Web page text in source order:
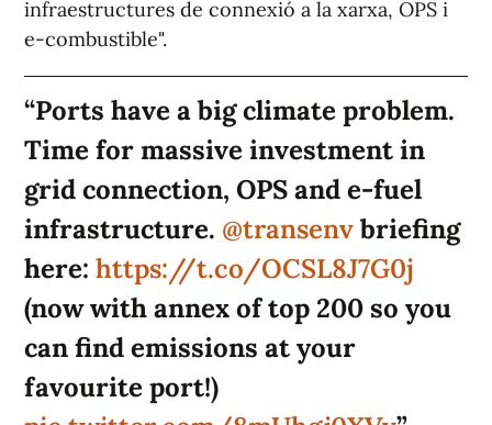
infraestructures de connexió a la xarxa, OPS i
e-combustible".
Ports have a big climate problem.
Time for massive investment in
grid connection, OPS and e-fuel
infrastructure. @transenvbriefing
here: https://t.co/OCSL8J7G0j
(now with annex of top 200 so you
can find emissions at your
favourite port!)